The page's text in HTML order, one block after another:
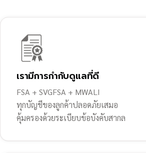
เรามีการกำกับดูแลที่ดี
FSA + SVGFSA + MWALI
ทุกบัญชีของลูกค้าปลอดภัยเสมอ
คุ้มครองด้วยระเบียบข้อบังคับสากล